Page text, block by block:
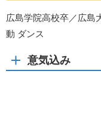
広島学院高校卒／広島
動 ダンス
意気込み